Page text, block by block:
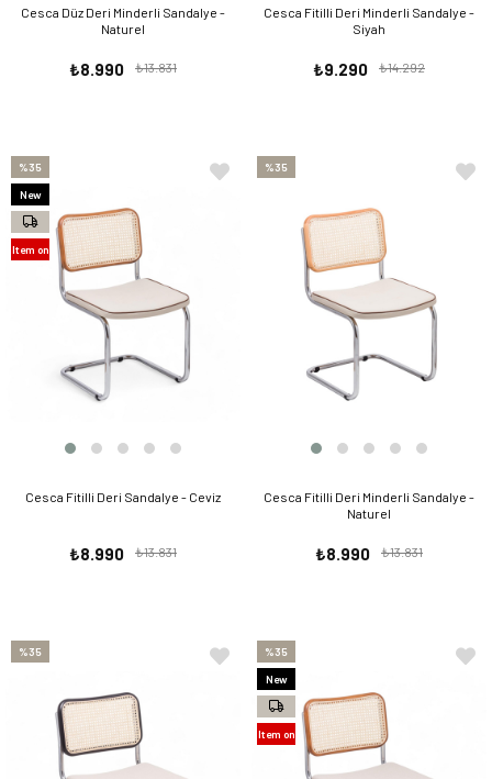
Cesca Düz Deri Minderli Sandalye -
Naturel
₺8.990 ₺13.831
Cesca Fitilli Deri Minderli Sandalye -
Siyah
₺9.290 ₺14.292
Cesca Fitilli Deri Sandalye - Ceviz
₺8.990 ₺13.831
%35
New
Item
Item on
Cesca Fitilli Deri Minderli Sandalye -
Naturel
₺8.990 ₺13.831
%35
%35 %35
New
Item
Item on